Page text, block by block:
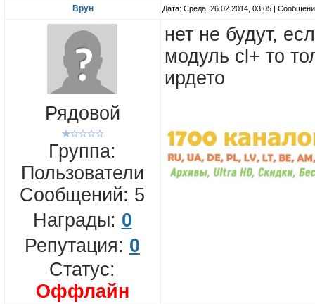
Врун Дата: Среда, 26.02.2014, 03:05 |
Рядовой
Группа:
Пользователи
Сообщений: 5
Награды: 0
Репутация: 0
Статус:
Оффлайн
нет не будут,
модуль cl+ то
ирдето